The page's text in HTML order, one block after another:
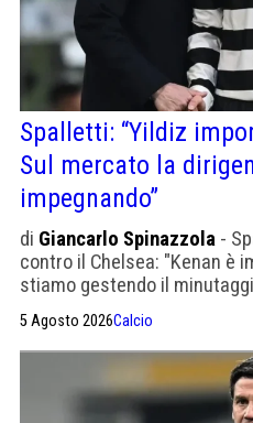
Spalletti: “Yildiz
Sul mercato la
impegnando”
di Giancarlo Spinazzola -
contro il Chelsea: "Kenan è
stiamo gestendo il
5 Agosto 2026Calcio